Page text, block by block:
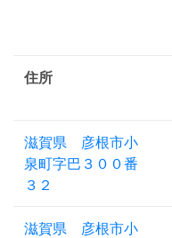
住所
滋賀県 彦根市小
泉町字巴３００番
３２
滋賀県 彦根市小